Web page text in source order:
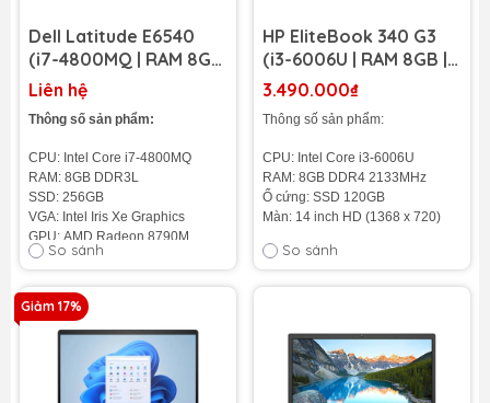
Dell Latitude E6540
(i7-4800MQ | RAM 8GB
| SSD 256GB | AMD
Radeon 8790M | 15.6
inch FHD)
Liên hệ
Thông số sản phẩm:
CPU: Intel Core i7-4800MQ
RAM: 8GB DDR3L
SSD: 256GB
VGA: Intel Iris Xe Graphics
GPU: AMD Radeon 8790M
Màn hình: 15.6" FHD (1920 x
Tình trạng:
So sánh
HP EliteBook 340 G3
(i3-6006U | RAM 8GB |
SSD 120GB | 14 inch HD)
3.490.000₫
Thông số sản phẩm:
CPU: Intel Core i3-6006U
RAM: 8GB DDR4 2133MHz
Ổ cứng: SSD 120GB
Màn: 14 inch HD (1368 x 720)
So sánh
Giảm 17%